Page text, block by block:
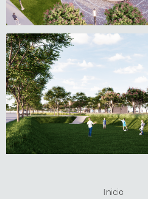
Inicio